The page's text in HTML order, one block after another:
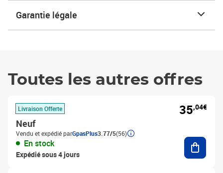
Garantie légale
Toutes les autres offres
Livraison Offerte
Neuf
Vendu et expédié parGpasPlus3.77/5(56)
En stock
Expédié sous 4 jours
35,04€